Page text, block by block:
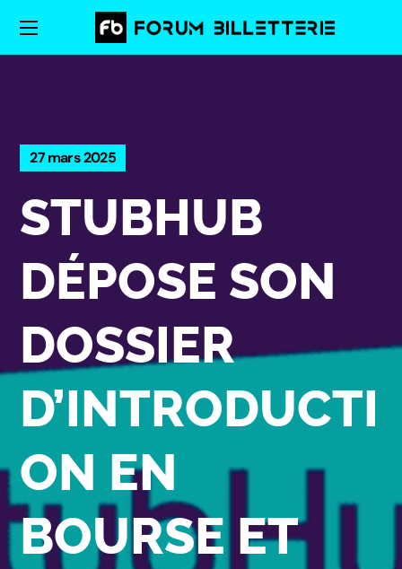
27 mars 2025
STUBHUB
DÉPOSE SON
DOSSIER
D’INTRODUCTI
ON EN
BOURSE ET